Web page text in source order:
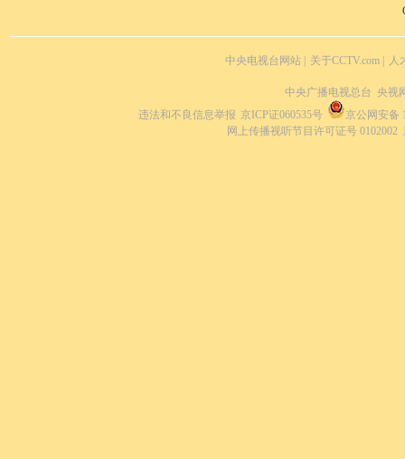
中央电视台网站 | 关于CCTV.com | 人
中央广播电视总台 央视
违法和不良信息举报 京ICP证060535号
京公网安备
网上传播视听节目许可证号 0102002